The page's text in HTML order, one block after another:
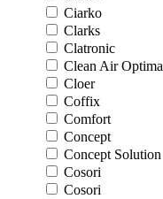
Ciarko
Clarks
Clatronic
Clean Air Optima
Cloer
Coffix
Comfort
Concept
Concept Solution
Cosori
Cosori